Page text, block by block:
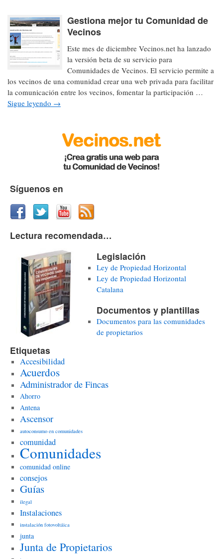
Gestiona mejor tu Comunidad de
Vecinos
Este mes de diciembre Vecinos.net ha lanzado
la versión beta de su servicio para
Comunidades de Vecinos. El servicio permite a
los vecinos de una comunidad crear una web privada para facilitar
la comunicación entre los vecinos, fomentar la participación …
Sigue leyendo →
Síguenos en
Lectura recomendada…
Legislación
Ley de Propiedad Horizontal
Ley de Propiedad Horizontal
Catalana
Documentos y plantillas
Documentos para las comunidades
de propietarios
Etiquetas
Accesibilidad
Acuerdos
Administrador de Fincas
Ahorro
Antena
Ascensor
autoconsumo en comunidades
comunidad
Comunidades
comunidad online
consejos
Guías
ilegal
Instalaciones
instalación fotovoltáica
junta
Junta de Propietarios